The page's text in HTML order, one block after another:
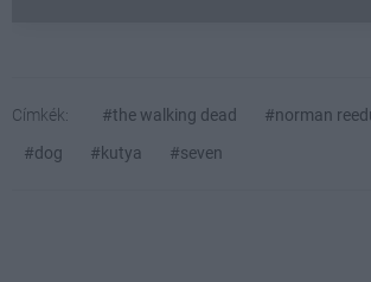
Címkék: #the walking dead #norman
#dog
#kutya #seven